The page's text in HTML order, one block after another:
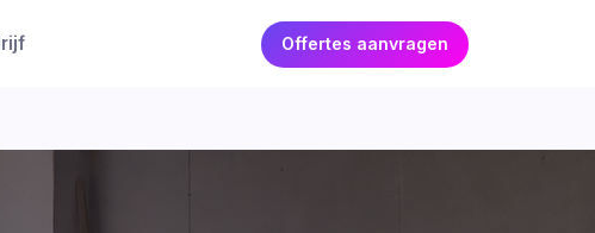
Offertes aanvragen